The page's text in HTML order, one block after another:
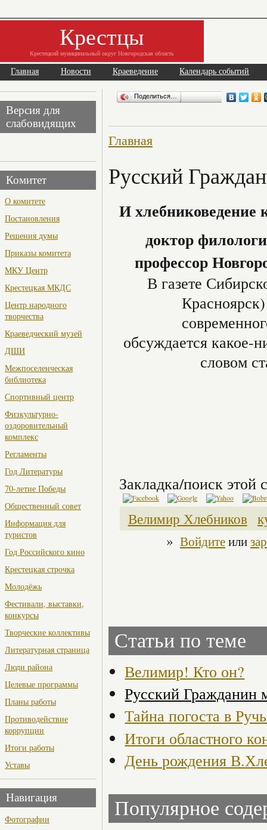
Крестцы
Крестецкий муниципальный округ Новгородская область
Главная Новости Краеведение Календарь событий
Версия для
слабовидящих
Комитет
О комитете
Постановления
Решения думы
Приказы комитета
МКУ Центр
Крестецкая МКДС
Центр народного
творчества
Краеведческий музей
ДШИ
Межпоселенческая
библиотека
Спортивный центр
Физкультурно-
оздоровительный
комплекс
Регламенты
Год Литературы
70-летие Победы
Общественный совет
Информация для
туристов
Год Российского кино
Крестецкая строчка
Молодёжь
Фестивали, выставки,
конкурсы
Творческие коллективы
Литературная страница
Люди района
Целевые программы
Планы работы
Противодействие
коррупции
Итоги работы
Уставы
Навигация
Фотографии
Поделиться…
Главная
Русский
И хлебниковедение
доктор
профессор
В газете
обсуждается какое-
словом
Закладка/поиск этой
Велимир Хлебников
» Войдитеили
Статьи по теме
Велимир! Кто он?
Русский Гражданин
Тайна погоста в
Итоги областного
День рождения
Популярное